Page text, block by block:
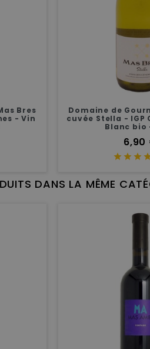
Bres
- Vin
Domaine de
cuvée Stella - IGP
Blanc bio
Prix
6,90
DANS LA MÊME